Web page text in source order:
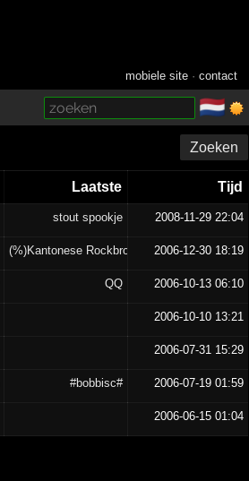
mobiele site ·contact
🇳🇱
Zoeken
Laatste Tijd
stout spookje 2008-11-29 22:04
(%)Kantonese Rockbroer(%)2006-12-30 18:19
QQ 2006-10-13 06:10
2006-10-10 13:21
2006-07-31 15:29
#bobbisc# 2006-07-19 01:59
2006-06-15 01:04